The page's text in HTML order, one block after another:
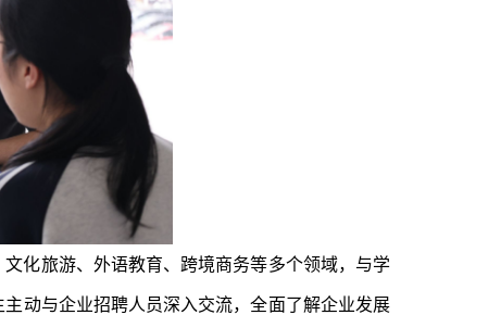
化旅游、外语教育、跨境商务等多个领域，与学
动与企业招聘人员深入交流，全面了解企业发展